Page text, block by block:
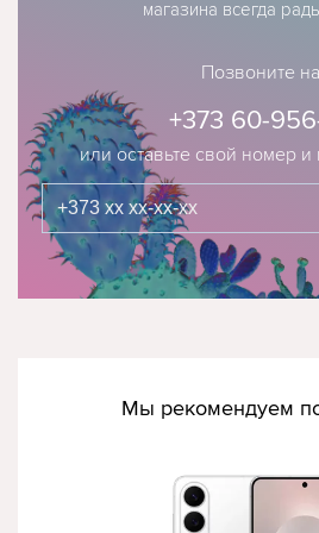
магазина всегда
Позвоните
или оставьте свой номер
+373 60-
Мы рекомендуем